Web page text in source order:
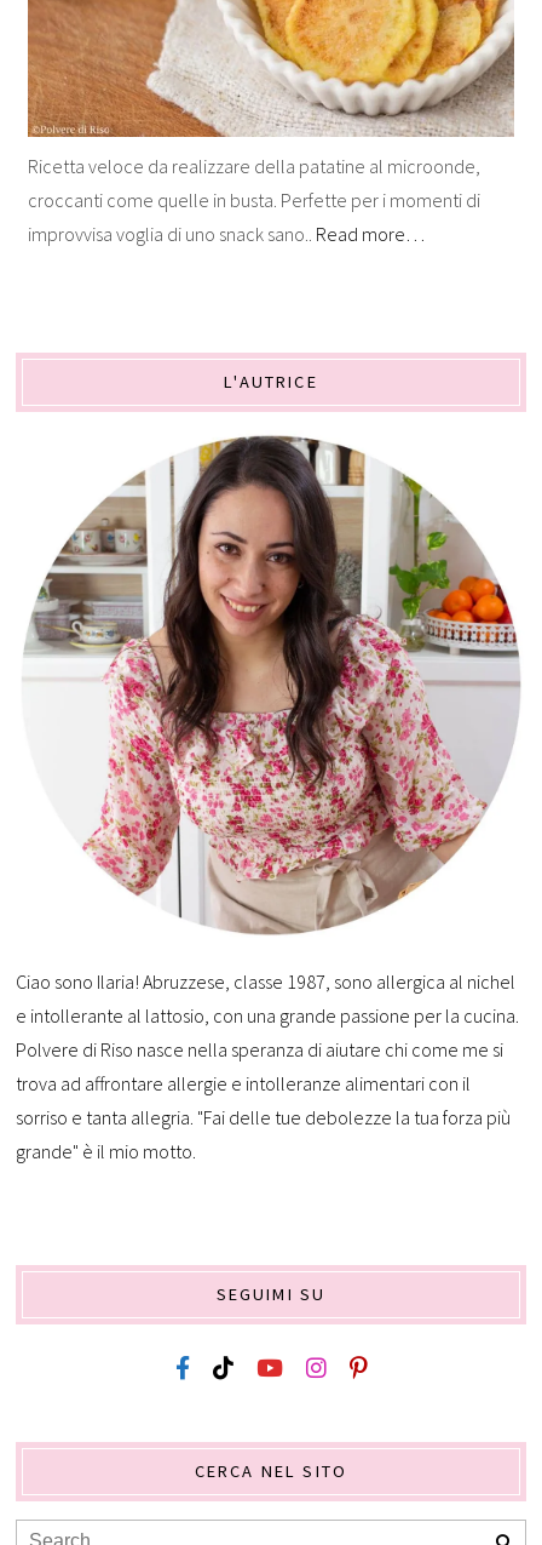
Ricetta veloce da realizzare della patatine al microonde,
croccanti come quelle in busta. Perfette per i momenti di
improvvisa voglia di uno snack sano.. Read more…
L'AUTRICE
Ciao sono Ilaria! Abruzzese, classe 1987, sono allergica al nichel
e intollerante al lattosio, con una grande passione per la cucina.
Polvere di Riso nasce nella speranza di aiutare chi come me si
trova ad affrontare allergie e intolleranze alimentari con il
sorriso e tanta allegria. "Fai delle tue debolezze la tua forza più
grande" è il mio motto.
SEGUIMI SU
CERCA NEL SITO